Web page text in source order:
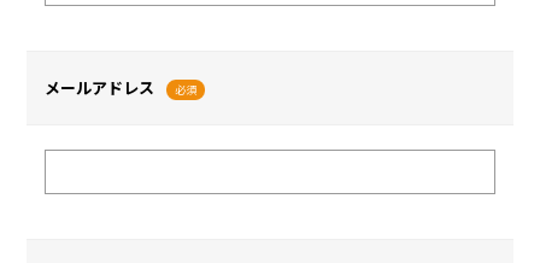
メールアドレス 必須